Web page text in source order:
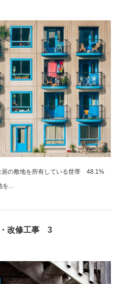
居の敷地を所有している世帯 48.1%
を...
改修工事 3